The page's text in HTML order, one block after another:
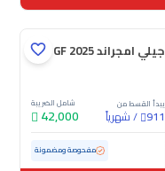
جيلي امجراند GF 2025
يبدأ القسط من
911
/شهرياً
شامل الضريبة
42,000
مفحوصة ومضمونة